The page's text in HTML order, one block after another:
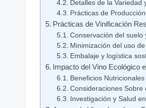
Detalles de la Variedad
Prácticas de
Prácticas de Vinificación
Conservación del suelo
Minimización del uso
Embalaje y logística
Impacto del Vino Ecológico
Beneficios
Consideraciones Sobre
Investigación y Salud